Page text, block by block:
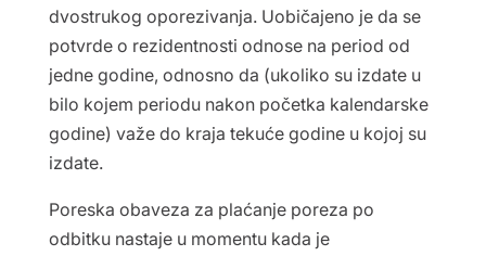
dvostrukog oporezivanja. Uobičajeno je da se
potvrde o rezidentnosti odnose na period od
jedne godine, odnosno da (ukoliko su izdate u
bilo kojem periodu nakon početka kalendarske
godine) važe do kraja tekuće godine u kojoj su
izdate.
Poreska obaveza za plaćanje poreza po
odbitku nastaje u momentu kada je